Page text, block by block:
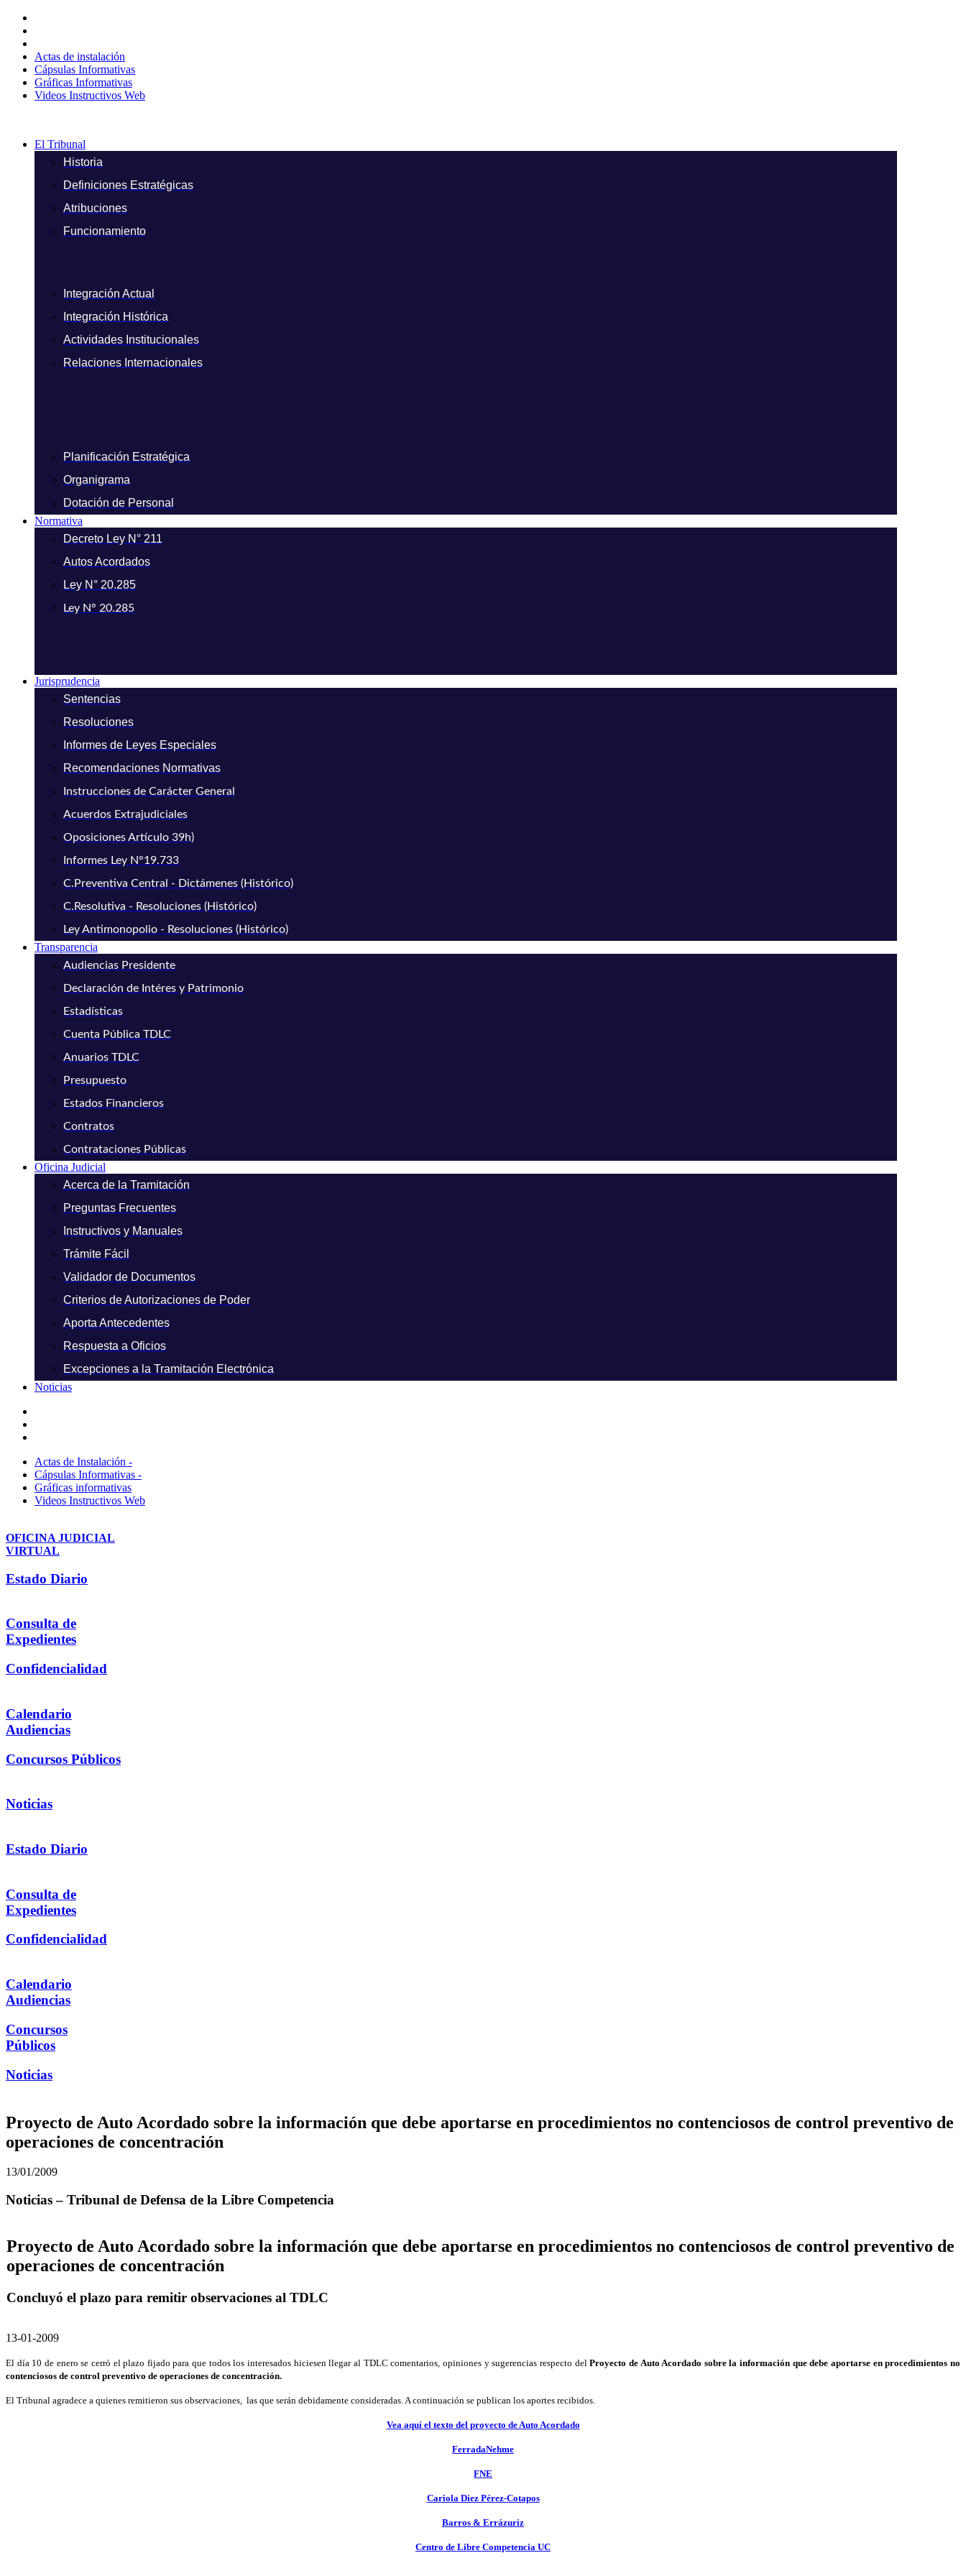
contenido
Actas de instalación
Cápsulas Informativas
Gráficas Informativas
Videos Instructivos Web
El Tribunal
Historia
Definiciones Estratégicas
Atribuciones
Funcionamiento
Integración Actual
Integración Histórica
Actividades Institucionales
Relaciones Internacionales
Planificación Estratégica
Organigrama
Dotación de Personal
Normativa
Decreto Ley N° 211
Autos Acordados
Ley N° 20.285
Ley N° 20.285
Jurisprudencia
Sentencias
Resoluciones
Informes de Leyes Especiales
Recomendaciones Normativas
Instrucciones de Carácter General
Acuerdos Extrajudiciales
Oposiciones Artículo 39h)
Informes Ley N°19.733
C.Preventiva Central - Dictámenes (Histórico)
C.Resolutiva - Resoluciones (Histórico)
Ley Antimonopolio - Resoluciones (Histórico)
Transparencia
Audiencias Presidente
Declaración de Intéres y Patrimonio
Estadísticas
Cuenta Pública TDLC
Anuarios TDLC
Presupuesto
Estados Financieros
Contratos
Contrataciones Públicas
Oficina Judicial
Acerca de la Tramitación
Preguntas Frecuentes
Instructivos y Manuales
Trámite Fácil
Validador de Documentos
Criterios de Autorizaciones de Poder
Aporta Antecedentes
Respuesta a Oficios
Excepciones a la Tramitación Electrónica
Noticias
Actas de Instalación -
Cápsulas Informativas -
Gráficas informativas
Videos Instructivos Web
OFICINA JUDICIAL
VIRTUAL
Estado Diario
Consulta de
Expedientes
Confidencialidad
Calendario
Audiencias
Concursos Públicos
Noticias
Estado Diario
Consulta de
Expedientes
Confidencialidad
Calendario
Audiencias
Concursos
Públicos
Noticias
Proyecto de Auto Acordado sobre la información que debe aportarse en procedimientos no contenciosos de control preventivo de
operaciones de concentración
13/01/2009
Noticias – Tribunal de Defensa de la Libre Competencia
Proyecto de Auto Acordado sobre la información que debe aportarse en procedimientos no contenciosos de control preventivo de
operaciones de concentración
Concluyó el plazo para remitir observaciones al TDLC
13-01-2009
El día 10 de enero se cerró el plazo fijado para que todos los interesados hiciesen llegar al TDLC comentarios, opiniones y sugerencias respecto delProyecto de Auto Acordado sobre la información que debe aportarse en procedimientos no
contenciosos de control preventivo de operaciones de concentración.
El Tribunal agradece a quienes remitieron sus observaciones, las que serán debidamente consideradas. A continuación se publican los aportes recibidos.
Vea aquí el texto del proyecto de Auto Acordado
FerradaNehme
FNE
Cariola Diez Pérez-Cotapos
Barros & Errázuriz
Centro de Libre Competencia UC